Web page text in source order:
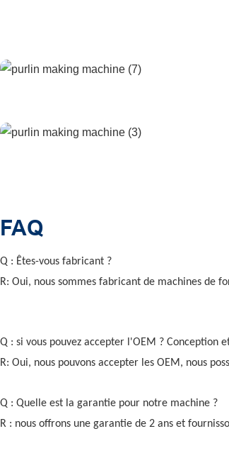
FAQ
Q : Êtes-vous fabricant ?
R: Oui, nous sommes fabricant de machines de
Q : si vous pouvez accepter l'OEM ? Conception
R: Oui, nous pouvons accepter les OEM, nous
Q : Quelle est la garantie pour notre machine ?
R : nous offrons une garantie de 2 ans et